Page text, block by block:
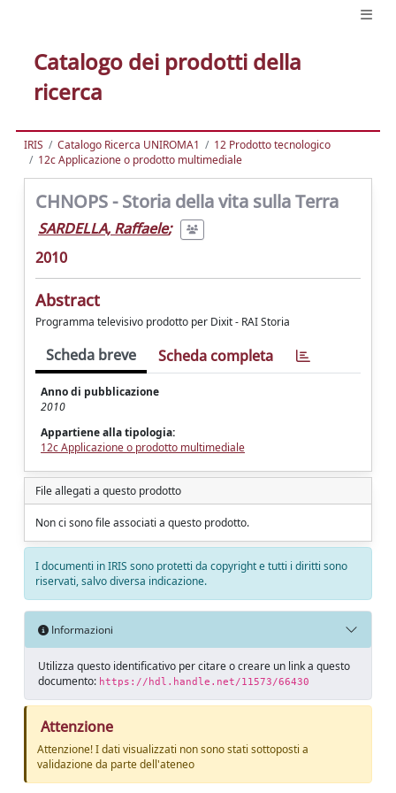
Catalogo dei prodotti della
ricerca
IRIS Catalogo Ricerca UNIROMA1
12 Prodotto tecnologico
12c Applicazione o prodotto multimediale
CHNOPS - Storia della vita sulla Terra
SARDELLA, Raffaele;
2010
Abstract
Programma televisivo prodotto per Dixit - RAI Storia
Scheda breve Scheda completa
Anno di pubblicazione
2010
Appartiene alla tipologia:
12c Applicazione o prodotto multimediale
File allegati a questo prodotto
Non ci sono file associati a questo prodotto.
I documenti in IRIS sono protetti da copyright e tutti i diritti sono
riservati, salvo diversa indicazione.
Informazioni
Utilizza questo identificativo per citare o creare un link a questo
documento: https://hdl.handle.net/11573/66430
Attenzione
Attenzione! I dati visualizzati non sono stati sottoposti a
validazione da parte dell'ateneo